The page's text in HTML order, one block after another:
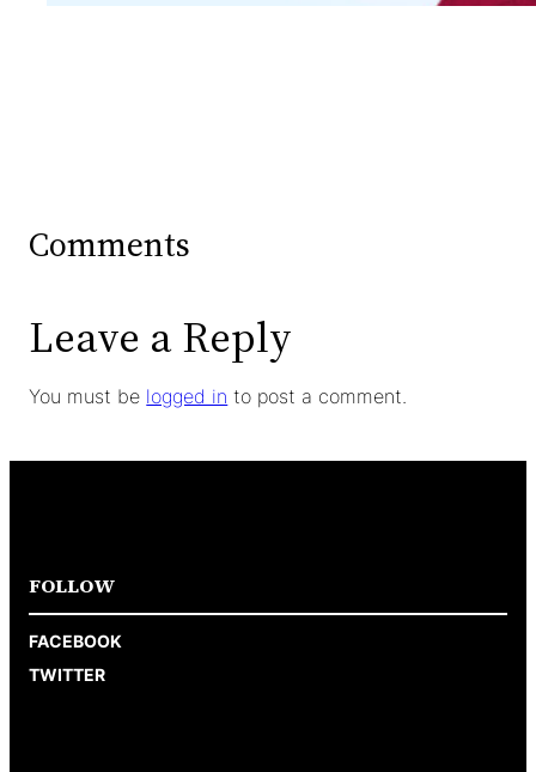
Comments
Leave a Reply
You must be logged in to post a comment.
FOLLOW
FACEBOOK
TWITTER